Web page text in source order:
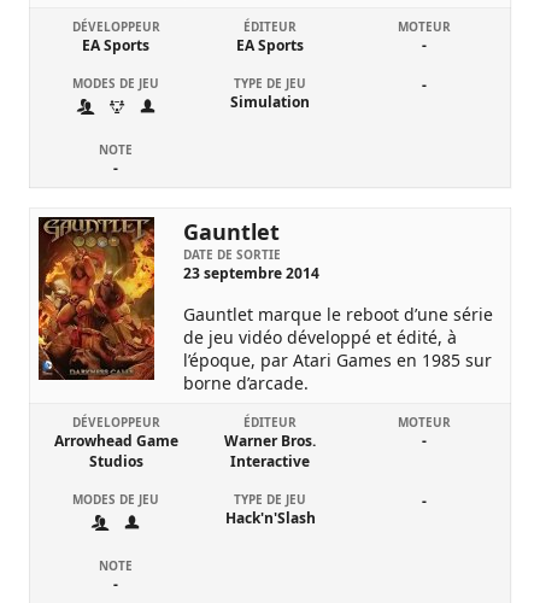
DÉVELOPPEUR
EA Sports
ÉDITEUR
EA Sports
MOTEUR
-
MODES DE JEU TYPE DE JEU
Simulation
-
NOTE
-
Gauntlet
DATE DE SORTIE
23 septembre 2014
Gauntlet marque le reboot d’une série
de jeu vidéo développé et édité, à
l’époque, par Atari Games en 1985 sur
borne d’arcade.
DÉVELOPPEUR
Arrowhead Game
Studios
ÉDITEUR
Warner Bros.
Interactive
MOTEUR
-
MODES DE JEU TYPE DE JEU
Hack'n'Slash
-
NOTE
-